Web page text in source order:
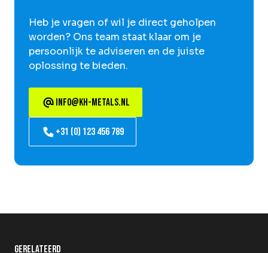
Heb je vragen of wil je direct geholpen
worden? Ons team staat klaar om je
persoonlijk te adviseren en de juiste
oplossing te bieden.
info@kh-metals.nl
+31 (0) 123 456 789
Gerelateerd